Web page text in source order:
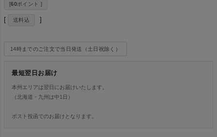
[60ポイント ]
送料込
14時までのご注文で当日発送（土日祝除く）
最短翌日お届け
本州エリアは翌日にお届けいたします。
（北海道・九州は中1日）
ポスト投函でのお届けとなります。